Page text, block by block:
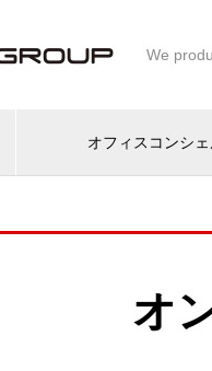
We
オフィスコンシ
オ